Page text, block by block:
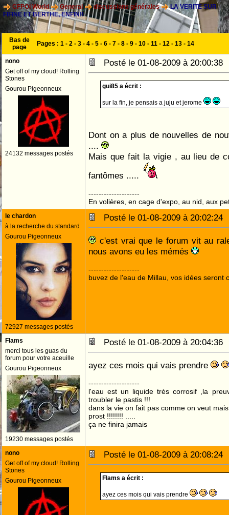
CFPOI World General discussions générales
LA VERITE SUR
FIFINE ET BERTHE, ENFIN!!
Bas de
page
Pages : 1 - 2 - 3 - 4 - 5 - 6 - 7 - 8 - 9 - 10 - 11 - 12 - 13 - 14
nono
Get off of my cloud! Rolling
Stones
Gourou Pigeonneux
24132 messages postés
Posté le 01-08-2009 à
gui85 a écrit :
sur la fin, je pensais a juju et jerome
Dont on a plus de nouvelles de
....
Mais que fait la vigie , au lieu de
fantômes .....
--------------------
En volières, en cage d'expo, au nid, aux
le chardon
à la recherche du standard
Gourou Pigeonneux
72927 messages postés
Posté le 01-08-2009 à
c'est vrai que le forum vit au
nous avons eu les mémés
--------------------
buvez de l'eau de Millau, vos idées seront
Flams
merci tous les guas du
forum pour votre aceuille
Gourou Pigeonneux
19230 messages postés
Posté le 01-08-2009 à
ayez ces mois qui vais prendre
--------------------
l'eau est un liquide très corrosif ,la
troubler le pastis !!!
dans la vie on fait pas comme on veut
prost !!!!!!!! .....
ça ne finira jamais
nono
Get off of my cloud! Rolling
Stones
Gourou Pigeonneux
Posté le 01-08-2009 à
Flams a écrit :
ayez ces mois qui vais prendre